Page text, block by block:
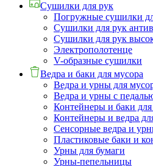
Сушилки для рук
Погружные сушилки
Сушилки для рук
Сушилки для рук
Электрополотенце
V-образные сушилки
Ведра и баки для мусора
Ведра и урны для
Ведра и урны с
Контейнеры и баки для
Контейнеры и ведра
Сенсорные ведра и
Пластиковые баки и
Урны для бумаги
Урны-пепельницы